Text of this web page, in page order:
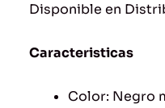
Disponible en
Caracteristicas
Color: Negro